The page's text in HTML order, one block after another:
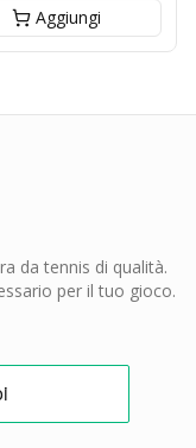
Aggiungi
da tennis di qualità.
per il tuo gioco.